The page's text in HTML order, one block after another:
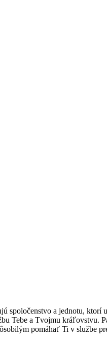
a jednotu, ktorí
Tebe a Tvojmu kráľovstvu.
pomáhať Ti v službe